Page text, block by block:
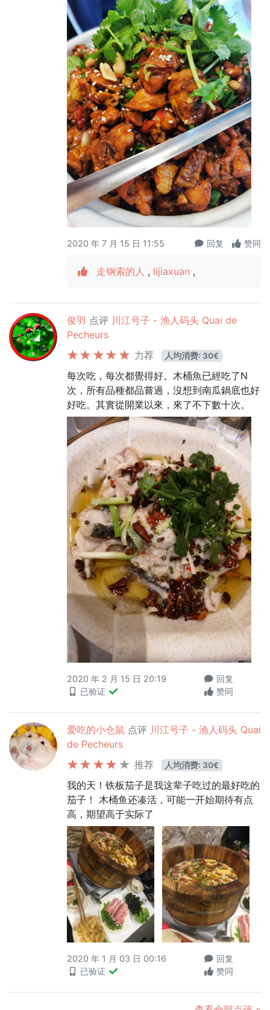
2020 年 7 月 15 日 11:55 回复 赞同
走钢索的人 , lijiaxuan ,
俊羽 点评 川江号子 - 渔人码头 Quai de
Pecheurs
力荐
人均消费: 30€
每次吃，每次都覺得好。木桶魚已經吃了N
次，所有品種都品嘗過，沒想到南瓜鍋底也好
好吃。其實從開業以來，來了不下數十次。
2020 年 2 月 15 日 20:19
已验证
回复
赞同
爱吃的小仓鼠 点评 川江号子 - 渔人码头 Quai
de Pecheurs
推荐
人均消费: 30€
我的天！铁板茄子是我这辈子吃过的最好吃的
茄子！ 木桶鱼还凑活，可能一开始期待有点
高，期望高于实际了
2020 年 1 月 03 日 00:16
已验证
回复
赞同